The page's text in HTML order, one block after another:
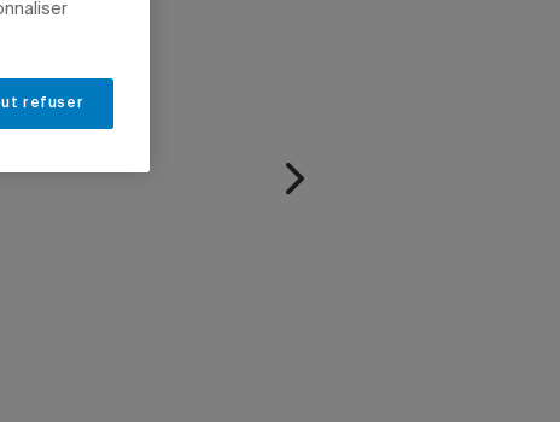
refuser